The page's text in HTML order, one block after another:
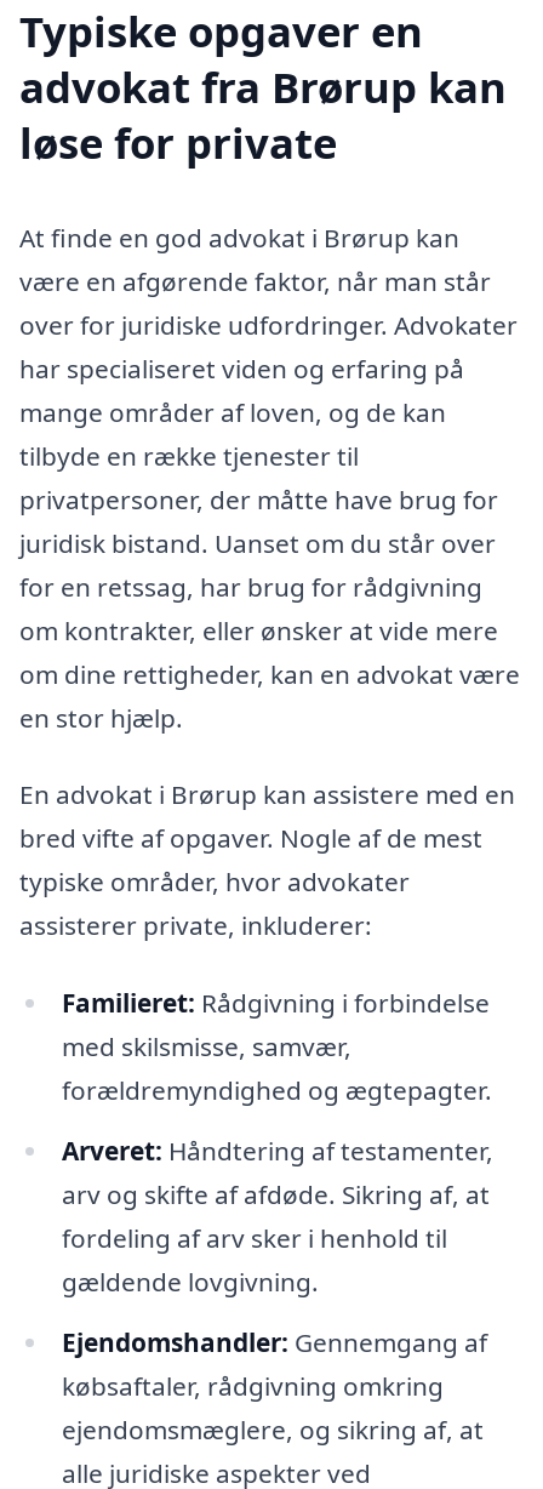
Typiske opgaver en
advokat fra Brørup kan
løse for private
At finde en god advokat i Brørup kan
være en afgørende faktor, når man står
over for juridiske udfordringer. Advokater
har specialiseret viden og erfaring på
mange områder af loven, og de kan
tilbyde en række tjenester til
privatpersoner, der måtte have brug for
juridisk bistand. Uanset om du står over
for en retssag, har brug for rådgivning
om kontrakter, eller ønsker at vide mere
om dine rettigheder, kan en advokat være
en stor hjælp.
En advokat i Brørup kan assistere med en
bred vifte af opgaver. Nogle af de mest
typiske områder, hvor advokater
assisterer private, inkluderer:
Familieret: Rådgivning i forbindelse
med skilsmisse, samvær,
forældremyndighed og ægtepagter.
Arveret: Håndtering af testamenter,
arv og skifte af afdøde. Sikring af, at
fordeling af arv sker i henhold til
gældende lovgivning.
Ejendomshandler: Gennemgang af
købsaftaler, rådgivning omkring
ejendomsmæglere, og sikring af, at
alle juridiske aspekter ved